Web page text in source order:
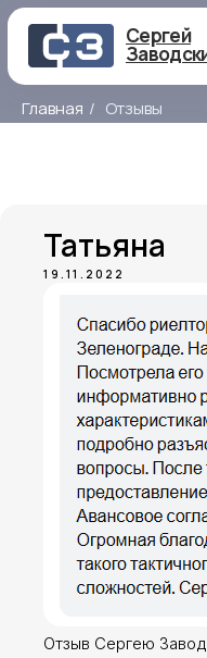
Сергей
Заводских
Главная / Отзывы
Татьяна
19.11.2022
Отзыв Сергею